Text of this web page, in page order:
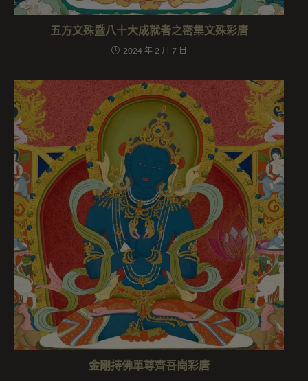
五方文殊暨八十大成就者之密集文殊彩唐
2024 年 2 月 7 日
金剛持佛單尊齊吾崗彩唐